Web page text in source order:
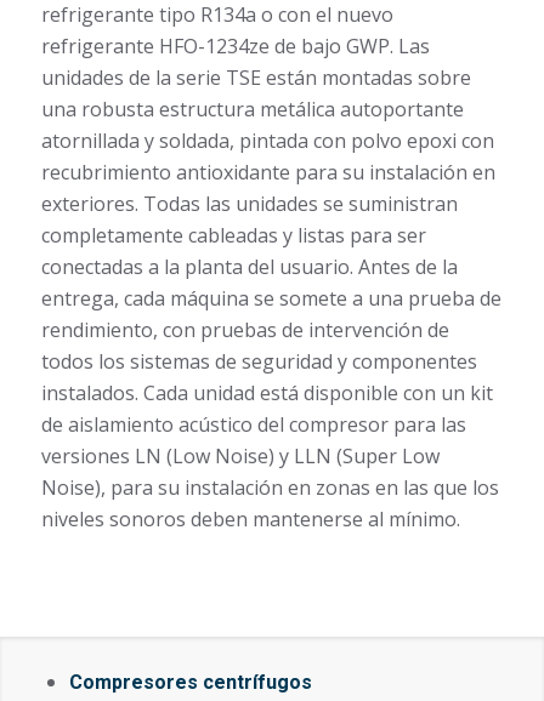
refrigerante tipo R134a o con el nuevo
refrigerante HFO-1234ze de bajo GWP. Las
unidades de la serie TSE están montadas sobre
una robusta estructura metálica autoportante
atornillada y soldada, pintada con polvo epoxi con
recubrimiento antioxidante para su instalación en
exteriores. Todas las unidades se suministran
completamente cableadas y listas para ser
conectadas a la planta del usuario. Antes de la
entrega, cada máquina se somete a una prueba de
rendimiento, con pruebas de intervención de
todos los sistemas de seguridad y componentes
instalados. Cada unidad está disponible con un kit
de aislamiento acústico del compresor para las
versiones LN (Low Noise) y LLN (Super Low
Noise), para su instalación en zonas en las que los
niveles sonoros deben mantenerse al mínimo.
Compresores centrífugos